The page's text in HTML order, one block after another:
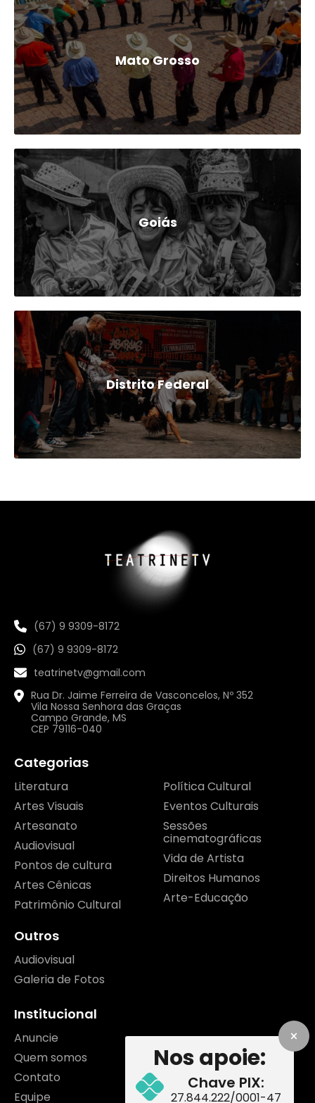
Mato Grosso
Goiás
Distrito Federal
Nos apoie:
Chave PIX:
27.844.222/0001-47
(67) 9 9309-8172
(67) 9 9309-8172
teatrinetv@gmail.com
Rua Dr. Jaime Ferreira de Vasconcelos, Nº 352
Vila Nossa Senhora das Graças
Campo Grande, MS
CEP 79116-040
Categorias
Literatura
Artes Visuais
Artesanato
Audiovisual
Pontos de cultura
Artes Cênicas
Patrimônio Cultural
Política Cultural
Eventos Culturais
Sessões
cinematográficas
Vida de Artista
Direitos Humanos
Arte-Educação
Outros
Audiovisual
Galeria de Fotos
Institucional
Anuncie
Quem somos
Contato
Equipe